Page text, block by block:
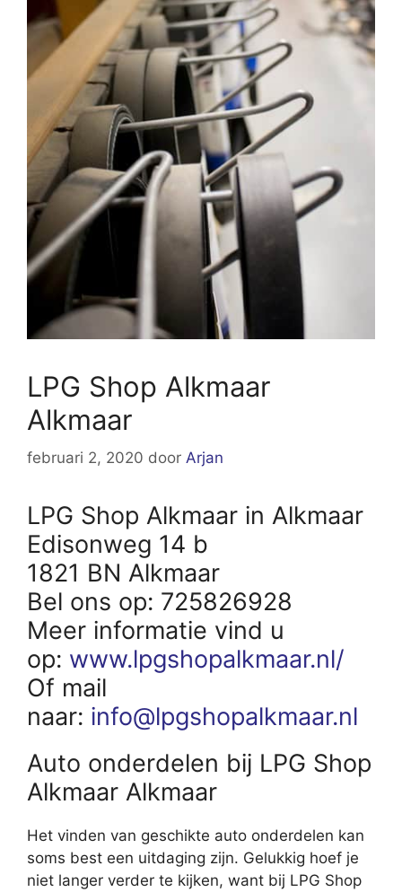
LPG Shop Alkmaar
Alkmaar
februari 2, 2020 door Arjan
LPG Shop Alkmaar in Alkmaar
Edisonweg 14 b
1821 BN Alkmaar
Bel ons op: 725826928
Meer informatie vind u
op: www.lpgshopalkmaar.nl/
Of mail
naar: info@lpgshopalkmaar.nl
Auto onderdelen bij LPG Shop
Alkmaar Alkmaar
Het vinden van geschikte auto onderdelen kan
soms best een uitdaging zijn. Gelukkig hoef je
niet langer verder te kijken, want bij LPG Shop